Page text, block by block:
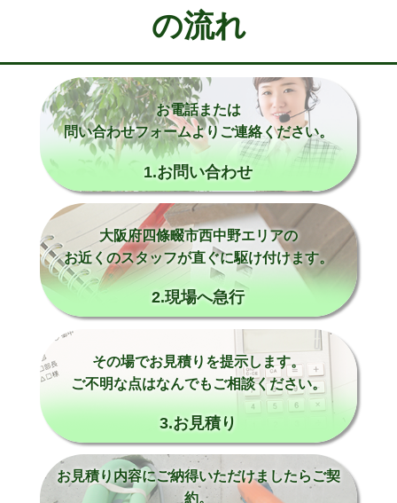
の流れ
お電話または
問い合わせフォームよりご連絡ください。
1.お問い合わせ
大阪府四條畷市西中野エリアの
お近くのスタッフが直ぐに駆け付けます。
2.現場へ急行
その場でお見積りを提示します。
ご不明な点はなんでもご相談ください。
3.お見積り
お見積り内容にご納得いただけましたらご契
約。